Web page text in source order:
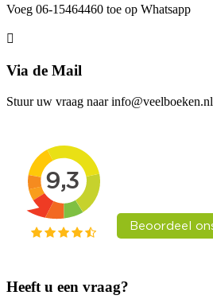
Voeg 06-15464460 toe op Whatsapp
Via de Mail
Stuur uw vraag naar info@veelboeken.nl
Heeft u een vraag?